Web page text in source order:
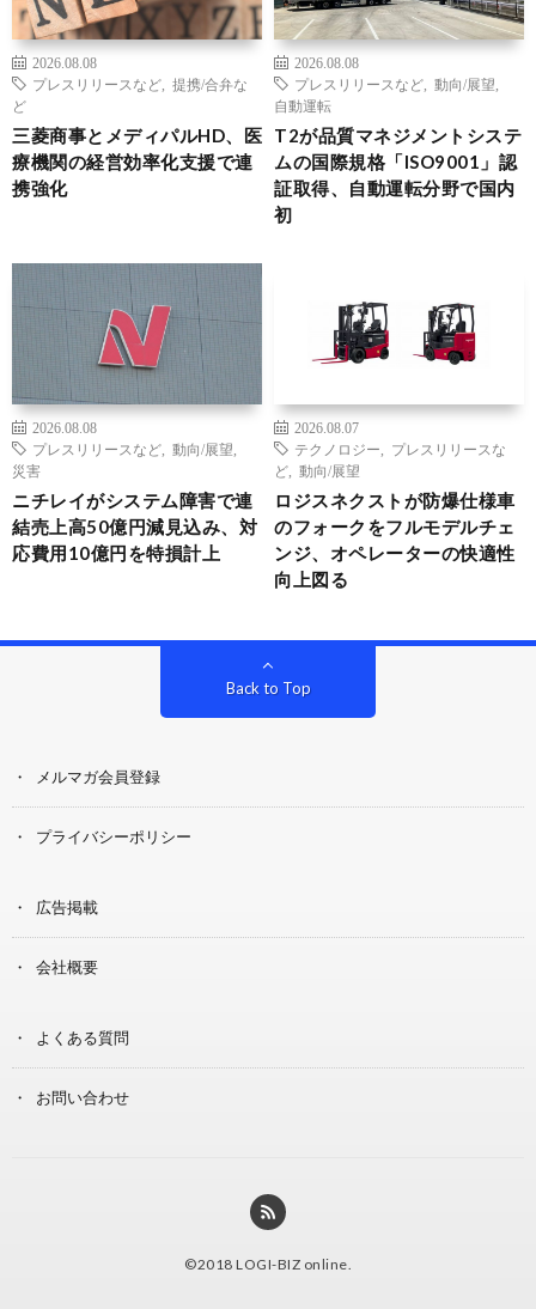
2026.08.08
プレスリリースなど
提携/合弁な
ど
三菱商事とメディパルHD、医
療機関の経営効率化支援で連
携強化
2026.08.08
プレスリリースなど
動向/展望
自動運転
T2が品質マネジメントシステ
ムの国際規格「ISO9001」認
証取得、自動運転分野で国内
初
2026.08.08
プレスリリースなど
動向/展望
災害
ニチレイがシステム障害で連
結売上高50億円減見込み、対
応費用10億円を特損計上
2026.08.07
テクノロジー
プレスリリースな
ど
動向/展望
ロジスネクストが防爆仕様車
のフォークをフルモデルチェ
ンジ、オペレーターの快適性
向上図る
Back to Top
メルマガ会員登録
プライバシーポリシー
広告掲載
会社概要
よくある質問
お問い合わせ
©2018 LOGI-BIZ online